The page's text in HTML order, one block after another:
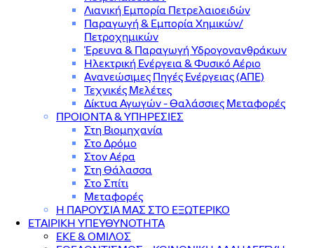
Λιανική Εμπορία Πετρελαιοειδών
Παραγωγή & Εμπορία Χημικών/
Πετροχημικών
Έρευνα & Παραγωγή Υδρογονανθράκων
Ηλεκτρική Ενέργεια & Φυσικό Αέριο
Ανανεώσιμες Πηγές Ενέργειας (ΑΠΕ)
Τεχνικές Μελέτες
Δίκτυα Αγωγών - Θαλάσσιες Μεταφορές
ΠΡΟΙΟΝΤΑ & YΠΗΡΕΣΙΕΣ
Στη Βιομηχανία
Στο Δρόμο
Στον Αέρα
Στη Θάλασσα
Στο Σπίτι
Μεταφορές
Η ΠΑΡΟΥΣΙΑ ΜΑΣ ΣΤΟ ΕΞΩΤΕΡΙΚΟ
ΕΤΑΙΡΙΚΗ ΥΠΕΥΘΥΝΟΤΗΤΑ
ΕΚΕ & ΟΜΙΛΟΣ